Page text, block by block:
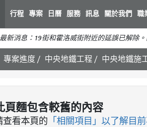
行程 專案 日曆 服務 訊息 關於我們 職
最新消息：19街和霍洛威街附近的延誤已解除
專案進度 中央地鐵工程 中央地鐵施
頁麵包含較舊的內容
查看本頁的 「相關項目」以了解目